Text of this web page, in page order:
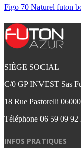
Figo 70 Naturel futon
SIÈGE SOCIAL
C/0 GP INVEST Sas
18 Rue Pastorelli
Téléphone 06 59 09 92
INFOS PRATIQUES